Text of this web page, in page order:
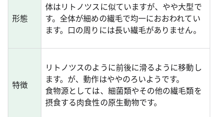
形態
体はリトノツスに似ていますが、やや大型で
す。全体が細めの繊毛で均一におおわれてい
ます。口の周りには長い繊毛がありません。
特徴
リトノツスのように前後に滑るように移動し
ます。が、動作はややのろいようです。
食物源としては、細菌類やその他の繊毛類を
摂食する肉食性の原生動物です。